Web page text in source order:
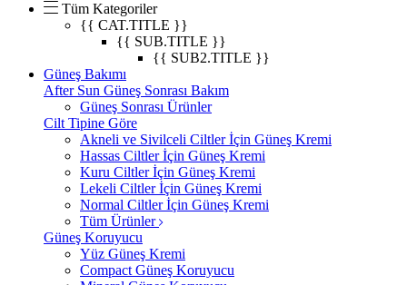
Tüm Kategoriler
{{ CAT.TITLE }}
{{ SUB.TITLE }}
{{ SUB2.TITLE }}
Güneş Bakımı
After Sun Güneş Sonrası Bakım
Güneş Sonrası Ürünler
Cilt Tipine Göre
Akneli ve Sivilceli Ciltler İçin Güneş Kremi
Hassas Ciltler İçin Güneş Kremi
Kuru Ciltler İçin Güneş Kremi
Lekeli Ciltler İçin Güneş Kremi
Normal Ciltler İçin Güneş Kremi
Tüm Ürünler
Güneş Koruyucu
Yüz Güneş Kremi
Compact Güneş Koruyucu